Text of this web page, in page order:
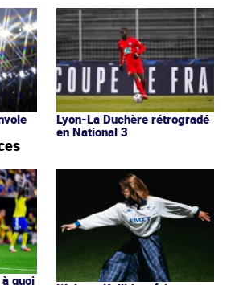
Lyon-La Duchère rétrogradé
en National 3
quoi